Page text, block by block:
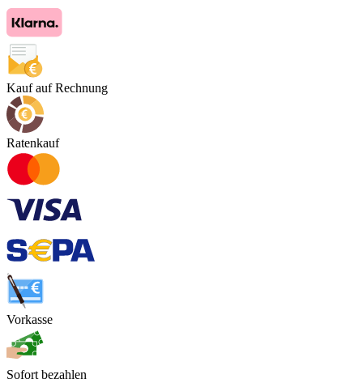
Kauf auf Rechnung
Ratenkauf
Vorkasse
Sofort bezahlen